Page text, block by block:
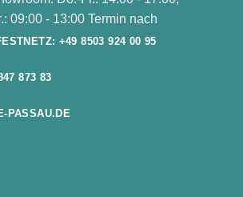
09:00 - 13:00 Termin nach
+49 8503 924 00 95
873 83
PASSAU.DE